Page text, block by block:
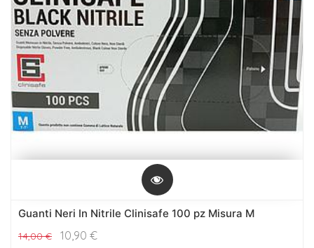
Guanti Neri In Nitrile Clinisafe 100 pz Misura M
14,00€ 10,90 €